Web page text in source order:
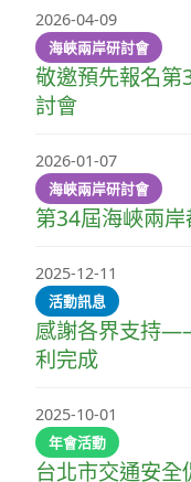
2026-04-09
海峽兩岸研討會
敬邀預先報名
討會
2026-01-07
海峽兩岸研討會
第34屆海峽兩
2025-12-11
活動訊息
感謝各界支持
利完成
2025-10-01
年會活動
台北市交通安